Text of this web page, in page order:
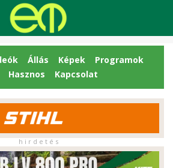
Állás Képek
Programok
Hasznos Kapcsolat
h i r d e t é s